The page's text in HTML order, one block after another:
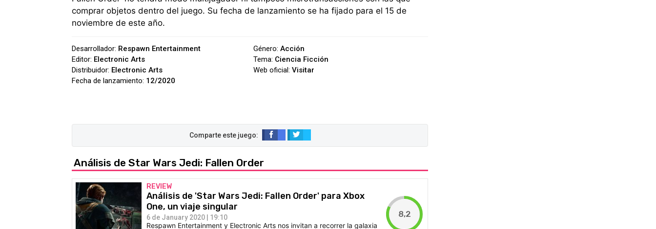
comprar objetos dentro del juego. Su fecha de lanzamiento se ha fijado para el 15 de
noviembre de este año.
Desarrollador: Respawn Entertainment
Editor: Electronic Arts
Distribuidor: Electronic Arts
Fecha de lanzamiento: 12/2020
Género:Acción
Tema: Ciencia Ficción
Web oficial:Visitar
Análisis de Star Wars Jedi: Fallen Order
REVIEW
Análisis de 'Star Wars Jedi: Fallen Order' para Xbox
One, un viaje singular
6 de January 2020 | 19:10
Respawn Entertainment y Electronic Arts nos invitan a recorrer la galaxia
8,2